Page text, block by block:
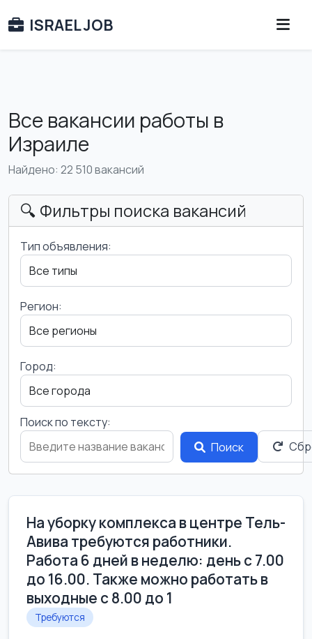
ISRAEL JOB
Все вакансии работы в
Израиле
Найдено: 22 510 вакансий
🔍 Фильтры поиска вакансий
Тип объявления:
Регион:
Город:
Поиск по тексту:
Поиск
На уборку комплекса в центре Тель-
Авива требуются работники.
Работа 6 дней в неделю: день с 7.00
до 16.00. Также можно работать в
выходные с 8.00 до 1
Требуются